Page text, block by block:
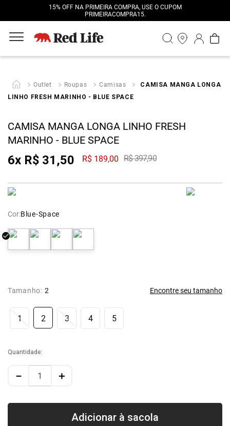
15% OFF NA PRIMEIRA COMPRA, USE O CUPOM
PRIMEIRACOMPRA15.
Outlet Roupas Camisas
CAMISA MANGA LONGA
LINHO FRESH MARINHO - BLUE SPACE
CAMISA MANGA LONGA LINHO FRESH
MARINHO - BLUE SPACE
6x R$ 31 ,50 R$ 189,00 R$397,90
Cor:Blue-Space
Tamanho: 2 Encontre seu tamanho
1 2 3 4 5
Quantidade
＋
－